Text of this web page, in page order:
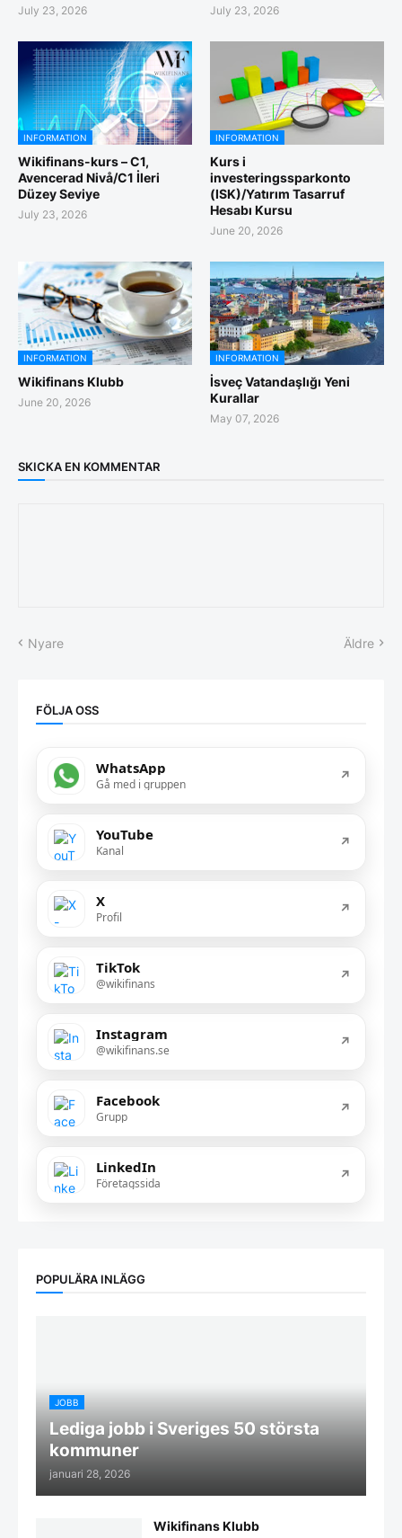
July 23, 2026 July 23, 2026
INFORMATION
Wikifinans-kurs – C1,
Avencerad Nivå/C1 İleri
Düzey Seviye
July 23, 2026
INFORMATION
Kurs i
investeringssparkonto
(ISK)/Yatırım Tasarruf
Hesabı Kursu
June 20, 2026
INFORMATION
Wikifinans Klubb
June 20, 2026
INFORMATION
İsveç Vatandaşlığı Yeni
Kurallar
May 07, 2026
SKICKA EN KOMMENTAR
Nyare Äldre
FÖLJA OSS
WhatsApp
Gå med i gruppen
↗
YouTube
Kanal
↗
X
Profil
↗
TikTok
@wikifinans
↗
Instagram
@wikifinans.se
↗
Facebook
Grupp
↗
LinkedIn
Företagssida
↗
POPULÄRA INLÄGG
JOBB
Lediga jobb i Sveriges 50 största
kommuner
januari 28, 2026
Wikifinans Klubb